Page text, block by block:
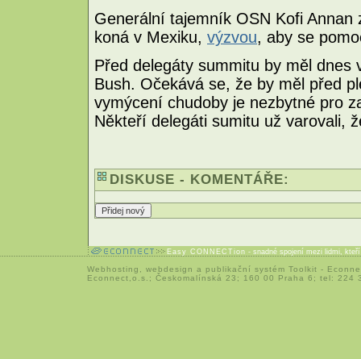
Generální tajemník OSN Kofi
koná v Mexiku, výzvou, aby se
Před delegáty summitu by měl
Bush. Očekává se, že by měl před
vymýcení chudoby je nezbytné pro
Někteří delegáti sumitu už varovali,
DISKUSE - KOMENTÁŘE:
Easy CONNECTion - snadné spojení mezi lidmi,
Webhosting webdesign a publikační systém Toolkit -
Econnect,o.s.; Českomalínská 23; 160 00 Praha 6; tel: 224